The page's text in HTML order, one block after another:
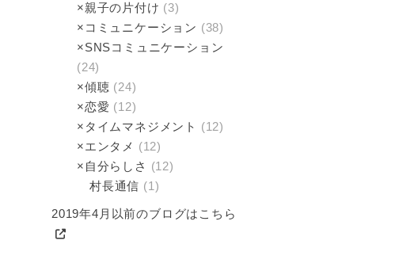
×親子の片付け (3)
×コミュニケーション (38)
×SNSコミュニケーション
(24)
×傾聴­ (24)
×恋愛 (12)
×タイムマネジメント (12)
×エンタメ (12)
×自分らしさ (12)
村長通信 (1)
2019年4月以前のブログはこちら